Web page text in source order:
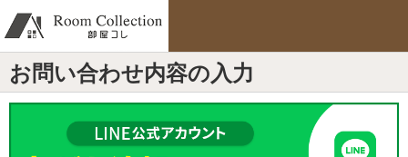
お問い合わせ内容の入力